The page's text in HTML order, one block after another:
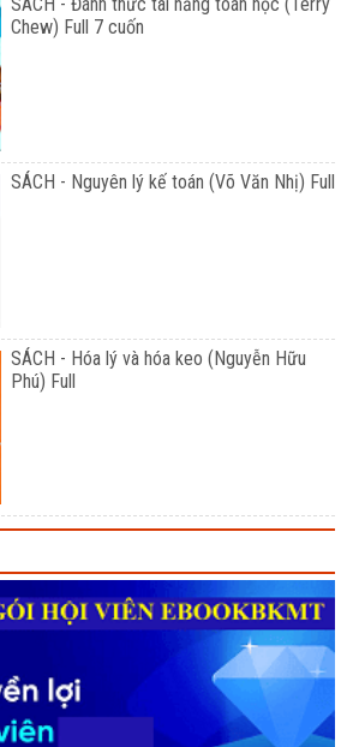
Chew) Full 7 cuốn
SÁCH - Nguyên lý kế toán (Võ Văn Nhị) Full
SÁCH - Hóa lý và hóa keo (Nguyễn Hữu
Phú) Full